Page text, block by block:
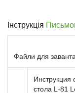
Інструкція
Файли для
Инструкция
стола L-81